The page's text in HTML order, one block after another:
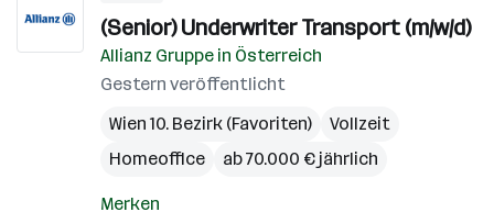
(Senior) Underwriter Transport (m/w/d)
Allianz Gruppe in Österreich
Gestern veröffentlicht
Wien 10. Bezirk (Favoriten)
Vollzeit
Homeoffice
ab 70.000 € jährlich
Merken